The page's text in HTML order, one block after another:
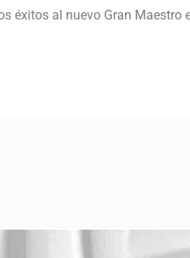
éxitos al nuevo Gran Maestro